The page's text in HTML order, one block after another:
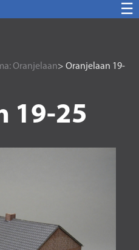
☰
Oranjelaan> Oranjelaan 19-
19-25